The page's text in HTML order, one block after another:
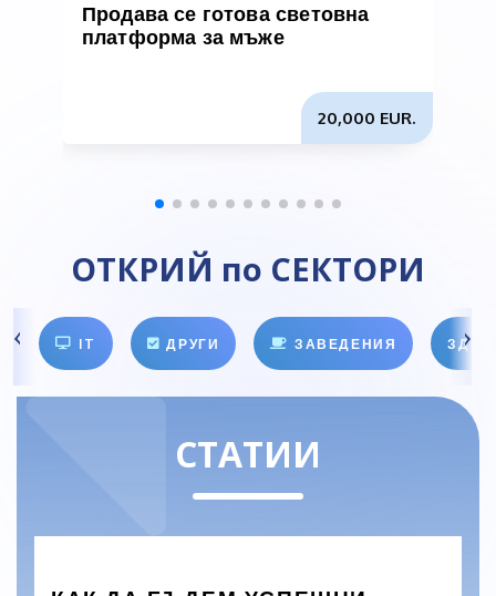
Продава се готова световна
платформа за мъже
20,000 EUR.
ОТКРИЙ по СЕКТОРИ
IT ДРУГИ ЗАВЕДЕНИЯ
СТАТИИ